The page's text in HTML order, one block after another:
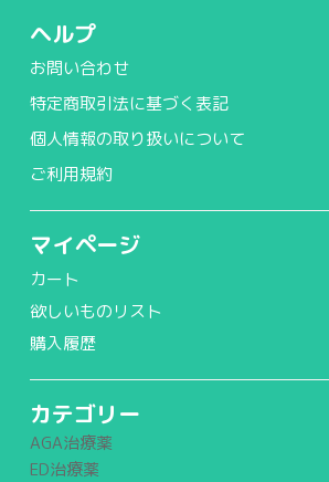
ヘルプ
お問い合わせ
特定商取引法に基づく表記
個人情報の取り扱いについて
ご利用規約
マイページ
カート
欲しいものリスト
購入履歴
カテゴリー
AGA治療薬
ED治療薬